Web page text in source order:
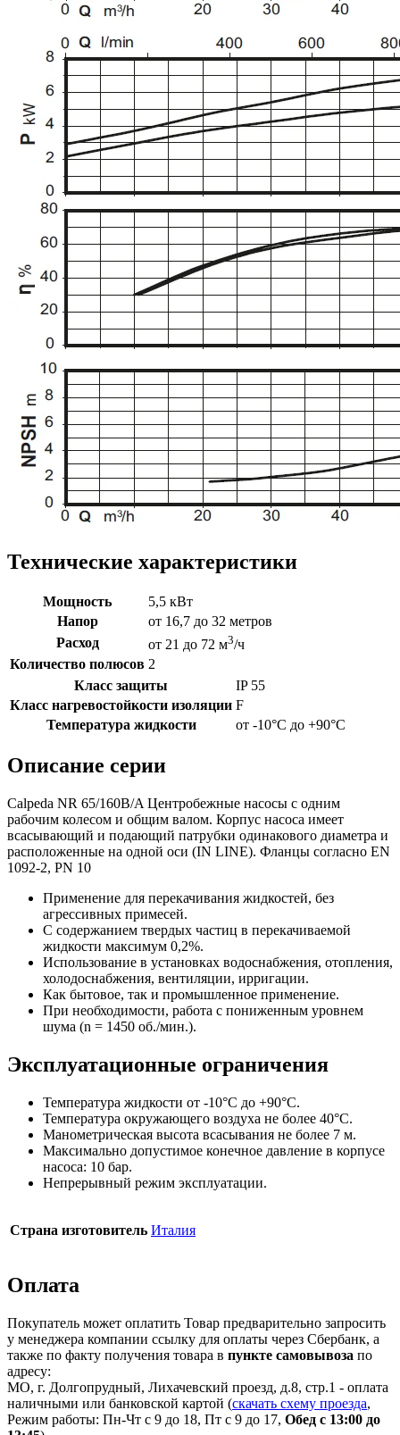
Технические характеристики
Мощность
5,5 кВт
Напор
от 16,7 до 32 метров
Расход
от 21 до 72 м3/ч
Количество полюсов 2
Класс защиты
IP 55
Класс нагревостойкости изоляции F
Температура жидкости
от -10°C до +90°C
Описание серии
Calpeda NR 65/160B/A Центробежные насосы с одним
рабочим колесом и общим валом. Корпус насоса имеет
всасывающий и подающий патрубки одинакового диаметра и
расположенные на одной оси (IN LINE). Фланцы согласно EN
1092-2, PN 10
Применение для перекачивания жидкостей, без
агрессивных примесей.
С содержанием твердых частиц в перекачиваемой
жидкости максимум 0,2%.
Использование в установках водоснабжения, отопления,
холодоснабжения, вентиляции, ирригации.
Как бытовое, так и промышленное применение.
При необходимости, работа с пониженным уровнем
шума (n = 1450 об./мин.).
Эксплуатационные ограничения
Температура жидкости от -10°C до +90°C.
Температура окружающего воздуха не более 40°C.
Манометрическая высота всасывания не более 7 м.
Максимально допустимое конечное давление в корпусе
насоса: 10 бар.
Непрерывный режим эксплуатации.
Страна изготовитель Италия
Оплата
Покупатель может оплатить Товар предварительно запросить
у менеджера компании ссылку для оплаты через Сбербанк, а
также по факту получения товара в пункте самовывоза по
адресу:
МО, г. Долгопрудный, Лихачевский проезд, д.8, стр.1 - оплата
наличными или банковской картой (скачать схему проезда,
Режим работы: Пн-Чт с 9 до 18, Пт с 9 до 17, Обед с 13:00 до